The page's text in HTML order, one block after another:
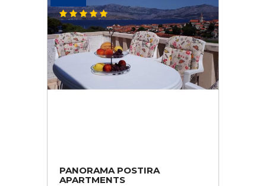
PANORAMA POSTIRA
APARTMENTS